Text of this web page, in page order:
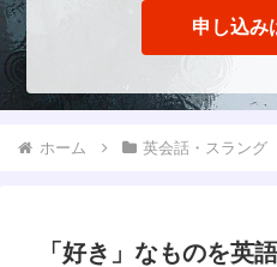
申し込み
ホーム 英会話・スラング
「好き」なものを英